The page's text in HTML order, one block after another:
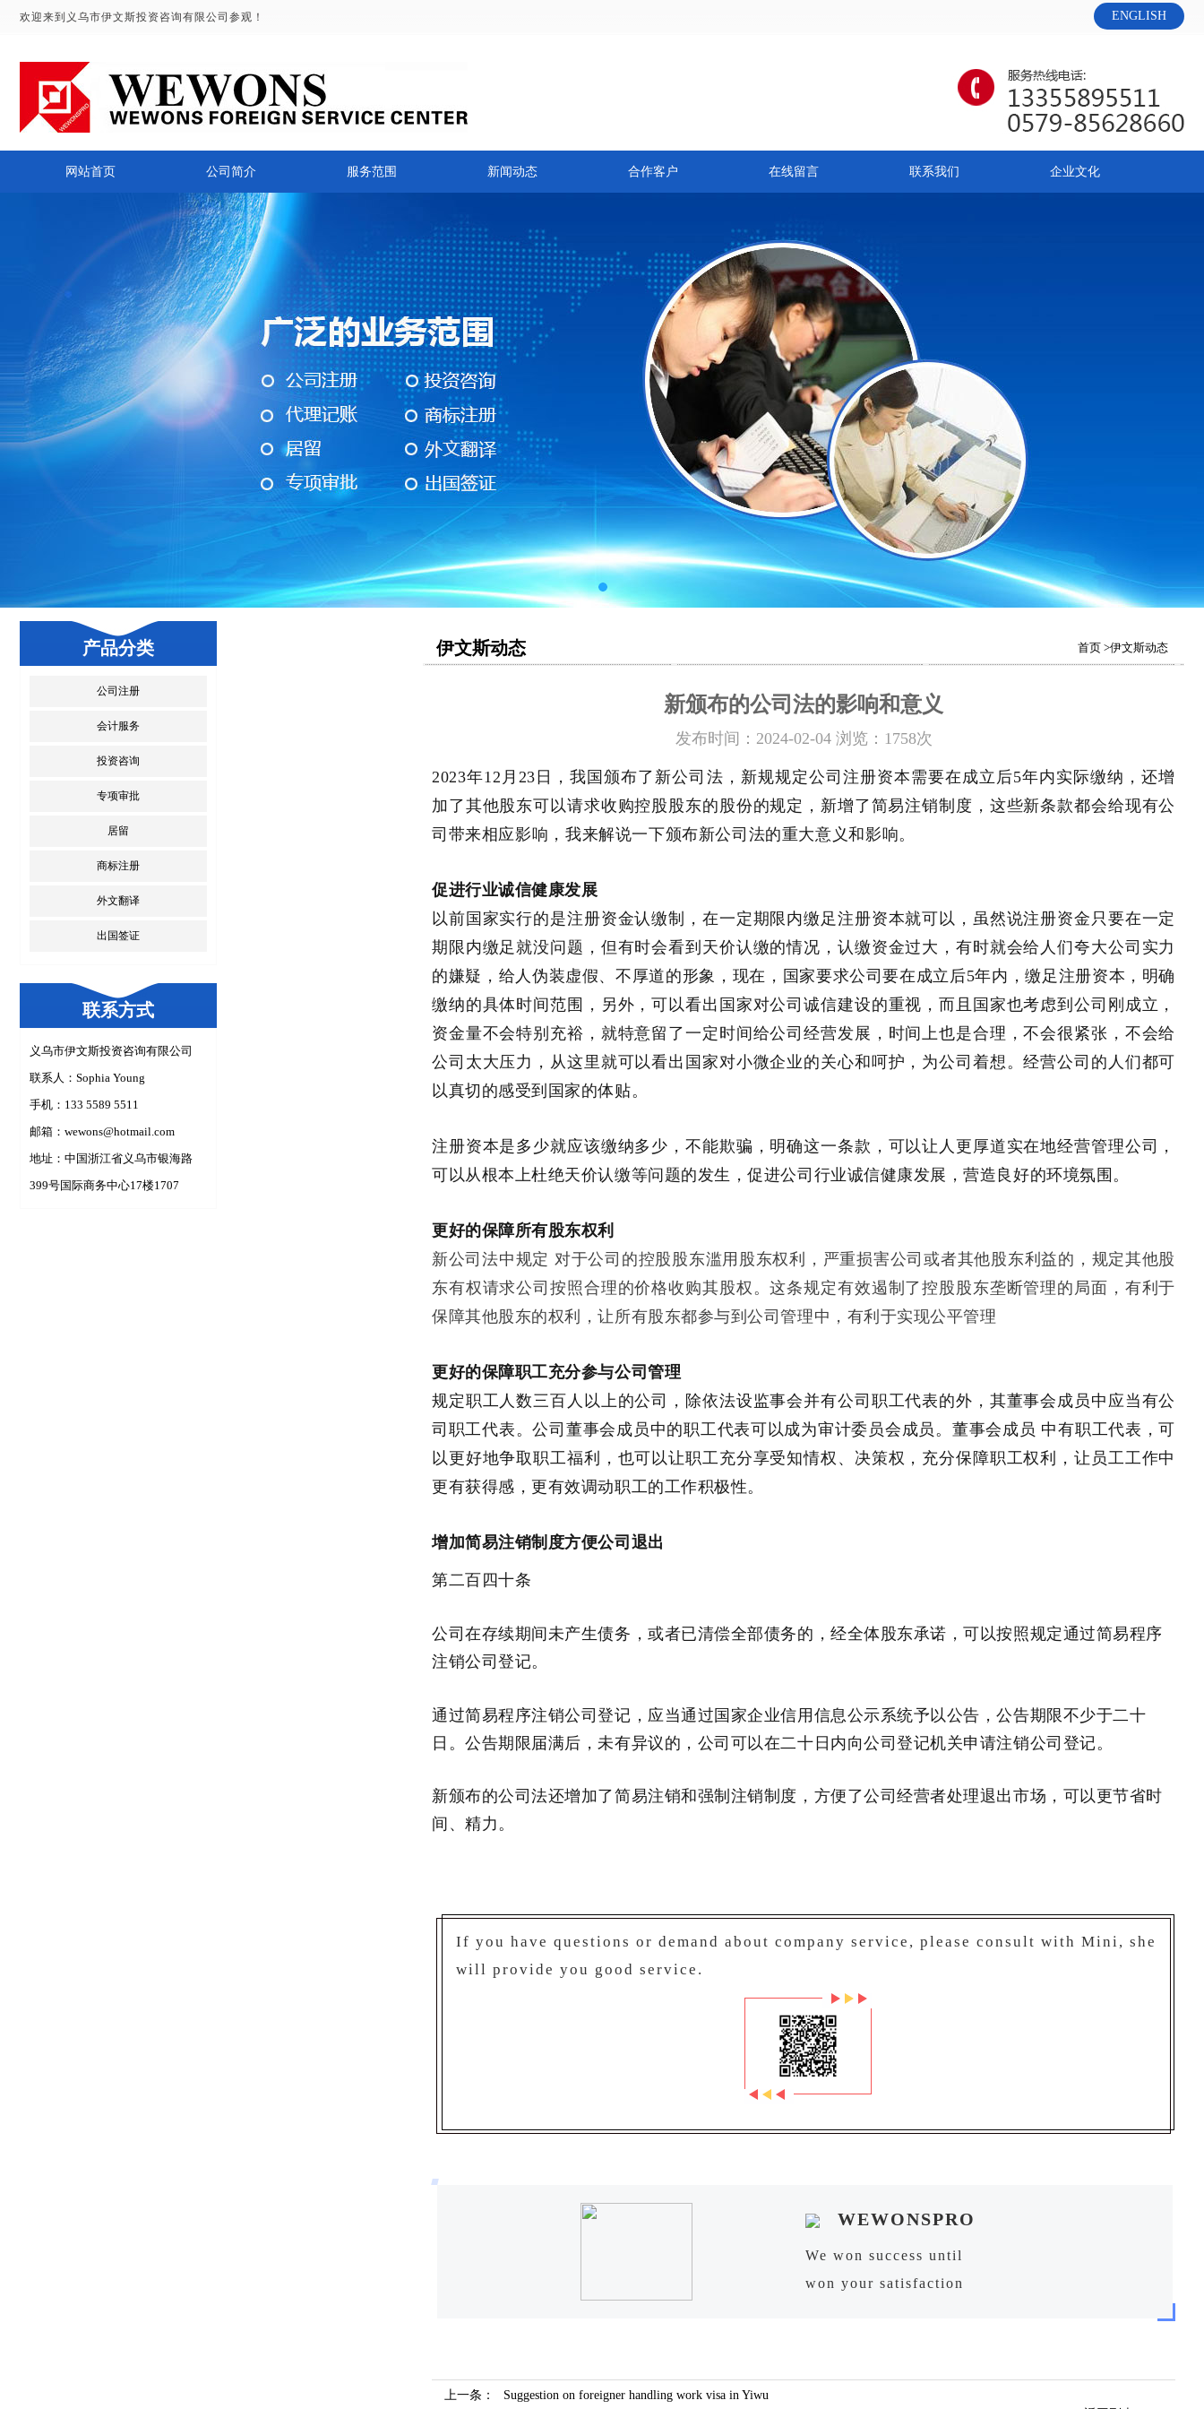
欢迎来到义乌市伊文斯投资咨询有限公司参观！ ENGLISH
网站首页 公司简介 服务范围 新闻动态 合作客户 在线留言 联系我们 企业文化
产品分类
公司注册
会计服务
投资咨询
专项审批
居留
商标注册
外文翻译
出国签证
联系方式
义乌市伊文斯投资咨询有限公司
联系人：Sophia Young
手机：133 5589 5511
邮箱： wewons@hotmail.com
地址：中国浙江省义乌市银海路
399号国际商务中心17楼1707
伊文斯动态 首页 >伊文斯动态
新颁布的公司法的影响和意义
发布时间：2024-02-04 浏览：1758次
2023年12月23日，我国颁布了新公司法，新规规定公司注册资本需要在成立后5年内实际缴纳，还增
加了其他股东可以请求收购控股股东的股份的规定，新增了简易注销制度，这些新条款都会给现有公
司带来相应影响，我来解说一下颁布新公司法的重大意义和影响。
促进行业诚信健康发展
以前国家实行的是注册资金认缴制，在一定期限内缴足注册资本就可以，虽然说注册资金只要在一定
期限内缴足就没问题，但有时会看到天价认缴的情况，认缴资金过大，有时就会给人们夸大公司实力
的嫌疑，给人伪装虚假、不厚道的形象，现在，国家要求公司要在成立后5年内，缴足注册资本，明确
缴纳的具体时间范围，另外，可以看出国家对公司诚信建设的重视，而且国家也考虑到公司刚成立，
资金量不会特别充裕，就特意留了一定时间给公司经营发展，时间上也是合理，不会很紧张，不会给
公司太大压力，从这里就可以看出国家对小微企业的关心和呵护，为公司着想。经营公司的人们都可
以真切的感受到国家的体贴。
注册资本是多少就应该缴纳多少，不能欺骗，明确这一条款，可以让人更厚道实在地经营管理公司，
可以从根本上杜绝天价认缴等问题的发生，促进公司行业诚信健康发展，营造良好的环境氛围。
更好的保障所有股东权利
新公司法中规定 对于公司的控股股东滥用股东权利，严重损害公司或者其他股东利益的，规定其他股
东有权请求公司按照合理的价格收购其股权。这条规定有效遏制了控股股东垄断管理的局面，有利于
保障其他股东的权利，让所有股东都参与到公司管理中，有利于实现公平管理
更好的保障职工充分参与公司管理
规定职工人数三百人以上的公司，除依法设监事会并有公司职工代表的外，其董事会成员中应当有公
司职工代表。公司董事会成员中的职工代表可以成为审计委员会成员。董事会成员 中有职工代表，可
以更好地争取职工福利，也可以让职工充分享受知情权、决策权，充分保障职工权利，让员工工作中
更有获得感，更有效调动职工的工作积极性。
增加简易注销制度方便公司退出
第二百四十条
公司在存续期间未产生债务，或者已清偿全部债务的，经全体股东承诺，可以按照规定通过简易程序
注销公司登记。
通过简易程序注销公司登记，应当通过国家企业信用信息公示系统予以公告，公告期限不少于二十
日。公告期限届满后，未有异议的，公司可以在二十日内向公司登记机关申请注销公司登记。
新颁布的公司法还增加了简易注销和强制注销制度，方便了公司经营者处理退出市场，可以更节省时
间、精力。
If you have questions or demand about company service, please consult with Mini, she
will provide you good service.
WEWONSPRO
We won success until
won your satisfaction
上一条：
Suggestion on foreigner handling work visa in Yiwu